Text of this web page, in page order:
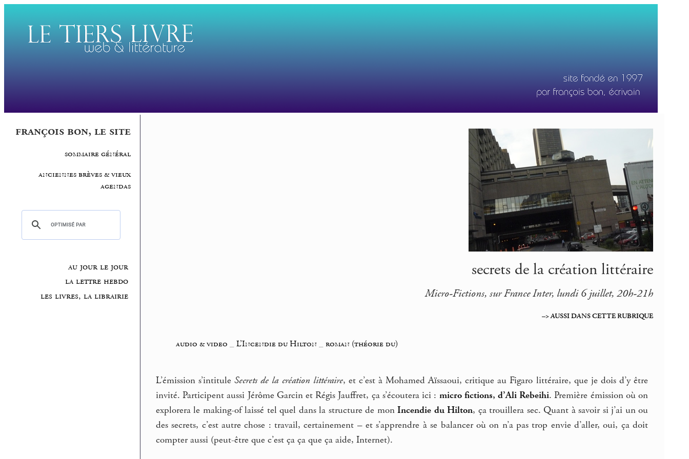
françois bon, le site
sommaire général
anciennes brèves & vieux
agendas
au jour le jour
la lettre hebdo
les livres, la librairie
secrets de la création littéraire
Micro-Fictions, sur France Inter, lundi 6 juillet, 20h-21h
–> AUSSI DANS CETTE RUBRIQUE
audio & video _L’Incendie du Hilton _roman (théorie du)
L’émission s’intituleSecrets de la création littéraire, et c’est à Mohamed Aïssaoui, critique au Figaro littéraire, que je dois d’y être
invité. Participent aussi Jérôme Garcin et Régis Jauffret, ça s’écoutera ici : micro fictions, d’Ali Rebeihi. Première émission où on
explorera le making-of laissé tel quel dans la structure de monIncendie du Hilton, ça trouillera sec. Quant à savoir si j’ai un ou
des secrets, c’est autre chose : travail, certainement – et s’apprendre à se balancer où on n’a pas trop envie d’aller, oui, ça doit
compter aussi (peut-être que c’est ça ça que ça aide, Internet).